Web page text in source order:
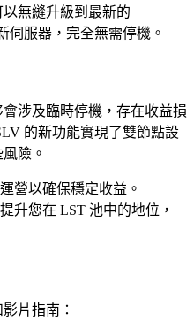
無縫升級到最新的
伺服器，完全無需停機。
涉及臨時停機，存在收益損
的新功能實現了雙節點設
險。
營以確保穩定收益。
升您在 LST 池中的地位，
片指南：